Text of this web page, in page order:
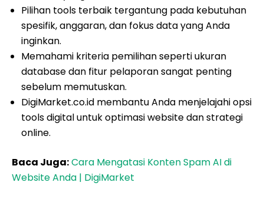
Pilihan tools terbaik tergantung pada kebutuhan
spesifik, anggaran, dan fokus data yang Anda
inginkan.
Memahami kriteria pemilihan seperti ukuran
database dan fitur pelaporan sangat penting
sebelum memutuskan.
DigiMarket.co.id membantu Anda menjelajahi opsi
tools digital untuk optimasi website dan strategi
online.
Baca Juga:Cara Mengatasi Konten Spam AI di
Website Anda | DigiMarket